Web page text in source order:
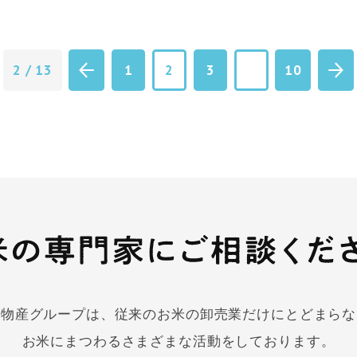
2 / 13 1 2 3 10
産グループは、従来のお米の卸売業だけにとどまら
お米にまつわるさまざまな活動をしております。